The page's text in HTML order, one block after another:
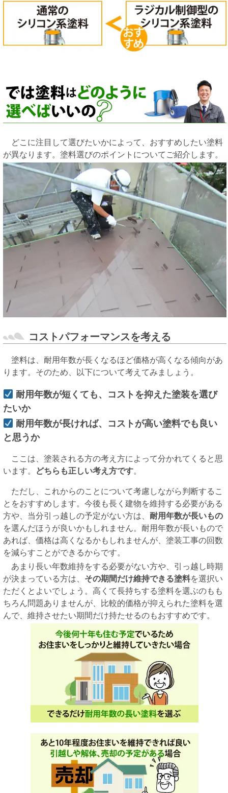
どこに注目して選びたいかによって、おすすめしたい塗料
が異なります。塗料選びのポイントについてご紹介します。
コストパフォーマンスを考える
塗料は、耐用年数が長くなるほど価格が高くなる傾向があ
ります。そのため、以下について考えてみましょう。
耐用年数が短くても、コストを抑えた塗装を選び
たいか
耐用年数が長ければ、コストが高い塗料でも良い
と思うか
ここは、塗装される方の考え方によって分かれてくると思
います。
どちらも正しい考え方です。
ただし、これからのことについて考慮しながら判断するこ
とをおすすめします。今後も長く建物を維持する必要がある
方や、当分引っ越しの予定がない方は、 耐用年数が長いもの
を選んだほうが良いかもしれません。耐用年数が長いもので
あれば、価格は高くなるかもしれませんが、塗装工事の回数
を減らすことができるからです。
あまり長い年数維持をする必要がない方や、引っ越し時期
が決まっている方は、 その期間だけ維持できる塗料を選択い
ただくとよいでしょう。高くて長持ちする塗料を選ぶのもも
ちろん問題ありませんが、比較的価格が抑えられた塗料を選
んで、維持させたい期間だけ持たせるのもおすすめです。